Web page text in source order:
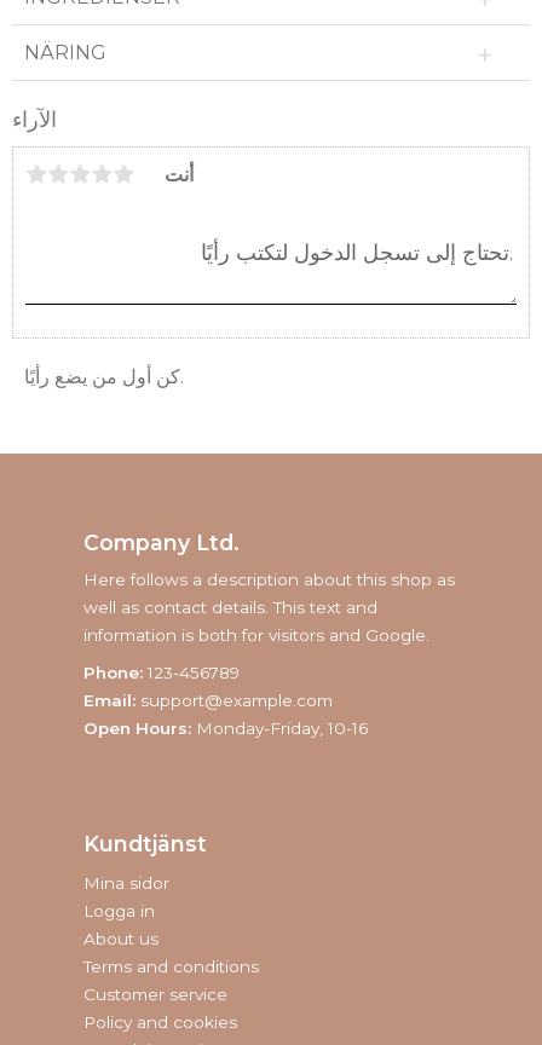
NÄRING
الآراء
أنت
كن أول من يضع رأيًا.
Company Ltd.
Here follows a description about this shop as
well as contact details. This text and
information is both for visitors and Google.
Phone: 123-456789
Email: support@example.com
Open Hours: Monday-Friday, 10-16
Kundtjänst
Mina sidor
Logga in
About us
Terms and conditions
Customer service
Policy and cookies